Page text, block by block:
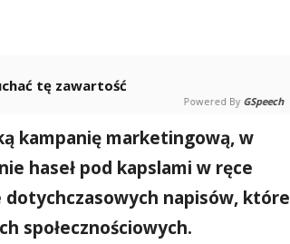
tę zawartość
Powered By GSpeech
kampanię marketingową, w
haseł pod kapslami w ręce
dotychczasowych napisów, które
społecznościowych.